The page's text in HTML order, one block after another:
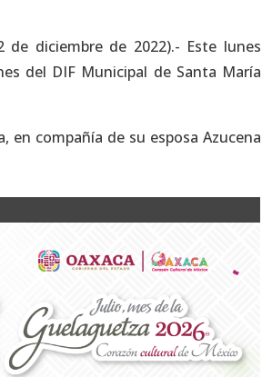
diciembre de 2022).- Este lunes
del DIF Municipal de Santa María
en compañía de su esposa Azucena